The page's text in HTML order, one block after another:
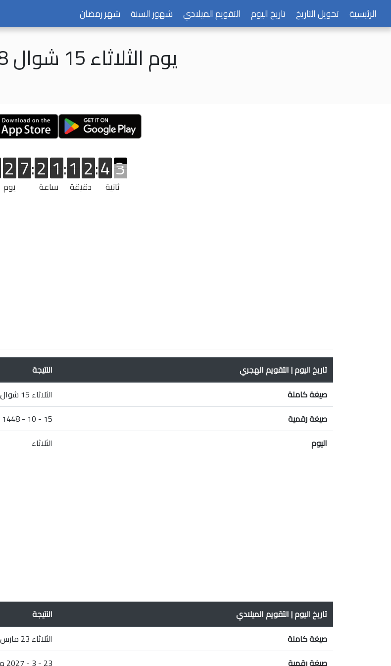
الرئيسية تحويل التاريخ تاريخ اليوم التقويم الميلادي شهور السنة شهر رمضان
يوم الثلاثاء 15 شوال 1448 هـ
يوم
2
27
7:
ساعة
2
21
1:
دقيقة
1
12
2:
ثانية
4
42
2
2
تاريخ اليوم | التقويم الهجري
النتيجة
صيغة كاملة
الثلاثاء 15 شوال 1448 هـ
صيغة رقمية
15 - 10 - 1448 هـ
اليوم
الثلاثاء
تاريخ اليوم | التقويم الميلادي
النتيجة
صيغة كاملة
الثلاثاء 23 مارس 2027 م
صيغة رقمية
23 - 3 - 2027 م